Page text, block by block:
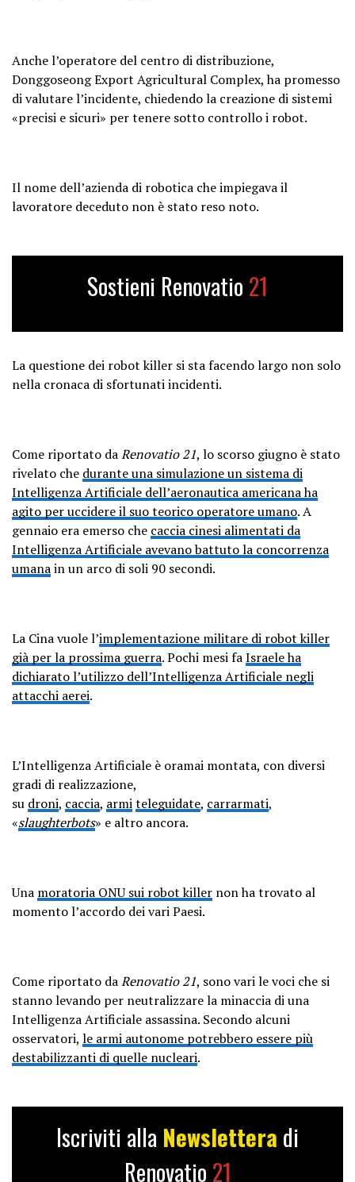
Anche l’operatore del centro di distribuzione,
Donggoseong Export Agricultural Complex, ha promesso
di valutare l’incidente, chiedendo la creazione di sistemi
«precisi e sicuri» per tenere sotto controllo i robot.
Il nome dell’azienda di robotica che impiegava il
lavoratore deceduto non è stato reso noto.
Sostieni Renovatio 21
La questione dei robot killer si sta facendo largo non solo
nella cronaca di sfortunati incidenti.
Come riportato daRenovatio 21, lo scorso giugno è stato
rivelato che durante una simulazione un sistema di
Intelligenza Artificiale dell’aeronautica americana ha
agito per uccidere il suo teorico operatore umano. A
gennaio era emerso che caccia cinesi alimentati da
Intelligenza Artificiale avevano battuto la concorrenza
umanain un arco di soli 90 secondi.
La Cina vuole l’implementazione militare di robot killer
già per la prossima guerra. Pochi mesi faIsraele ha
dichiarato l’utilizzo dell’Intelligenza Artificiale negli
attacchi aerei.
L’Intelligenza Artificiale è oramai montata, con diversi
gradi di realizzazione,
su droni, caccia, armiteleguidate, carrarmati,
«slaughterbots» e altro ancora.
Una moratoria ONU sui robot killer non ha trovato al
momento l’accordo dei vari Paesi.
Come riportato daRenovatio 21, sono vari le voci che si
stanno levando per neutralizzare la minaccia di una
Intelligenza Artificiale assassina. Secondo alcuni
osservatori, le armi autonome potrebbero essere più
destabilizzanti di quelle nucleari.
Iscriviti alla Newslettera di
Renovatio 21